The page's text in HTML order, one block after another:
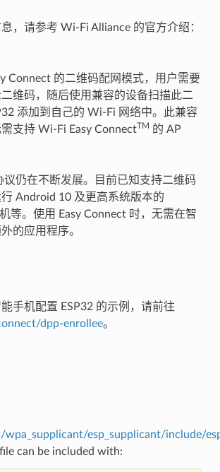
，请参考 Wi-Fi Alliance 的官方介绍：
Connect 的二维码配网模式，用户需要
维码，随后使用兼容的设备扫描此二
添加到自己的 Wi-Fi 网络中。此兼容
支持 Wi-Fi Easy ConnectTM 的 AP
议仍在不断发展。目前已知支持二维码
Android 10 及更高系统版本的
等。使用 Easy Connect 时，无需在智
的应用程序。
手机配置 ESP32 的示例，请前往
dpp-enrollee。
wpa_supplicant/esp_supplicant/include/
can be included with: